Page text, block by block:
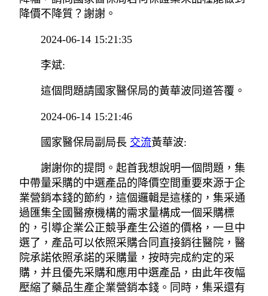
降價不降質？謝謝。
2024-06-14 15:21:35
李斌:
這個問題請國家醫保局的黃華波同道答覆。
2024-06-14 15:21:46
國家醫保局副局長 交流黃華波:
謝謝你的提問。起首我想說明一個問題，集
中帶量采購的中選產品的降價空間重要來源于企
業營銷本錢的節約，這個邏輯是這樣的，集采通
過匯集全國醫療機構的需求量構成一個采購標
的，引導企業公正競爭產生公道的價格，一旦中
選了，產品可以依照采購合同直接銷往醫院，醫
院承諾依照承諾的采購量，按時完成約定的采
購，并且優先采購和應用中選產品，由此年夜幅
壓縮了藥品生產企業營銷本錢。同時，集采還有